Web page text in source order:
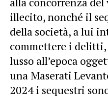
illecito, nonché il
della società, a lui
commettere i
lusso all’epoca
una Maserati
2024 i sequestri